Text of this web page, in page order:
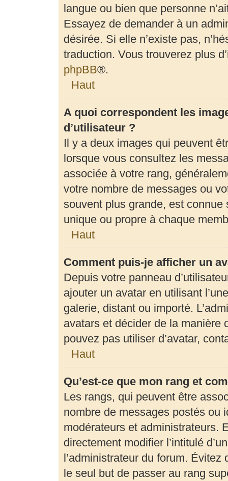
langue ou bien que personne
Essayez de demander à un
désirée. Si elle n’existe pas,
traduction. Vous trouverez plus
phpBB®.
Haut
A quoi correspondent les
d’utilisateur ?
Il y a deux images qui peuvent
lorsque vous consultez les
associée à votre rang,
votre nombre de messages ou
souvent plus grande, est connue
unique ou propre à chaque
Haut
Comment puis-je afficher un
Depuis votre panneau
ajouter un avatar en utilisant
galerie, distant ou importé.
avatars et décider de la manière
pouvez pas utiliser d’avatar,
Haut
Qu’est-ce que mon rang et
Les rangs, qui peuvent être
nombre de messages postés ou
modérateurs et administrateurs.
directement modifier l’intitulé
l’administrateur du forum.
le seul but de passer au rang